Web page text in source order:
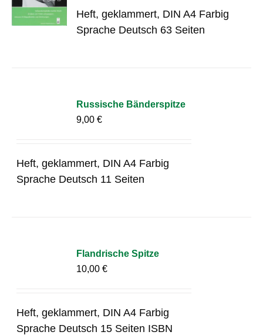
Heft, geklammert, DIN A4 Farbig
Sprache Deutsch 63 Seiten
Russische Bänderspitze
9,00€
Heft, geklammert, DIN A4 Farbig
Sprache Deutsch 11 Seiten
Flandrische Spitze
10,00€
Heft, geklammert, DIN A4 Farbig
Sprache Deutsch 15 Seiten ISBN